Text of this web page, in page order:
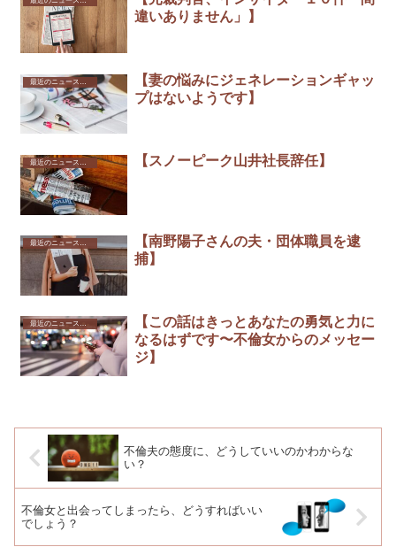
違いありません」】
【妻の悩みにジェネレーションギャッ
プはないようです】
【スノーピーク山井社長辞任】 ￼
最近のニュースから
【南野陽子さんの夫・団体職員を逮
捕】
最近のニュースから
【この話はきっとあなたの勇気と力に
なるはずです〜不倫女からのメッセー
ジ】
不倫夫の態度に、どうしていいのかわからな
い？
不倫女と出会ってしまったら、どうすればいい
でしょう？